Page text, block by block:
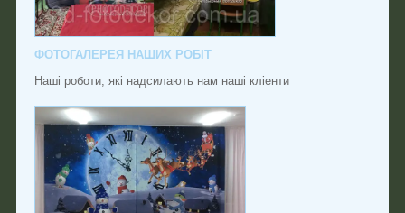
ФОТОГАЛЕРЕЯ НАШИХ РОБІТ
Наші роботи, які надсилають нам наші кліенти